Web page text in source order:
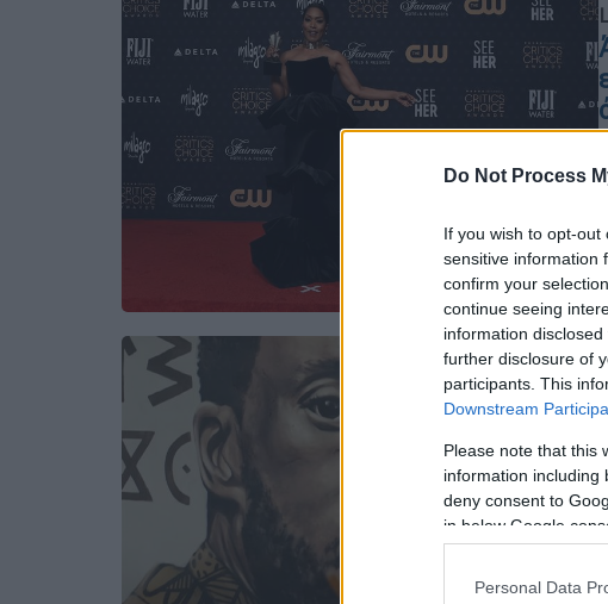
Do Not Process
If you wish to opt-
sensitive information
confirm your
continue seeing
information
further disclosure of
participants. This
Downstream
Please note that this
information including
deny consent to
in below Google
Personal Data